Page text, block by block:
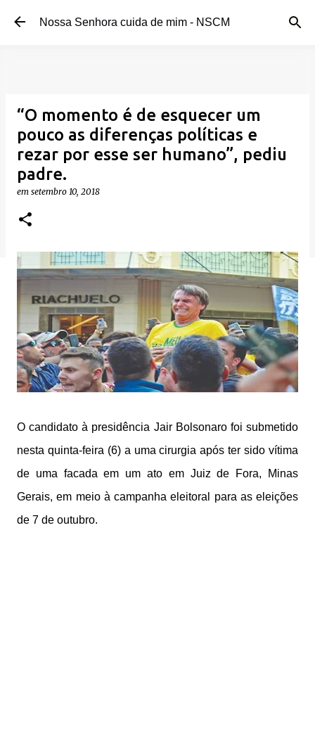
Pular para o conteúdo principal
Nossa Senhora cuida de mim - NSCM
“O momento é de esquecer um
pouco as diferenças políticas e
rezar por esse ser humano”, pediu
padre.
em setembro 10, 2018
O candidato à presidência Jair Bolsonaro foi submetido
nesta quinta-feira (6) a uma cirurgia após ter sido vítima
de uma facada em um ato em Juiz de Fora, Minas
Gerais, em meio à campanha eleitoral para as eleições
de 7 de outubro.